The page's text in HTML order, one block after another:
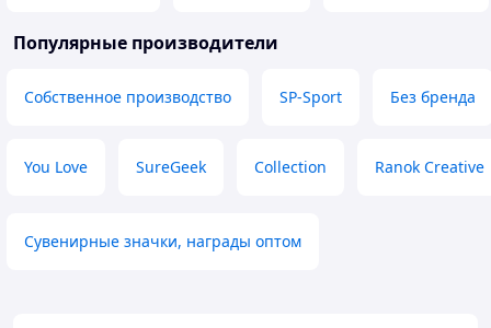
Популярные производители
Собственное производство SP-Sport Без бренда
You Love SureGeek Collection Ranok Creative
Сувенирные значки, награды оптом